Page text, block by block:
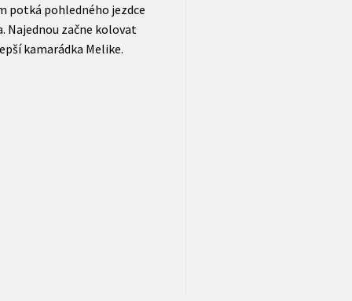
potká pohledného jezdce
Najednou začne kolovat
kamarádka Melike.